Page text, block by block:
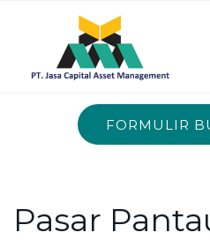
FORMULIR
Pasar